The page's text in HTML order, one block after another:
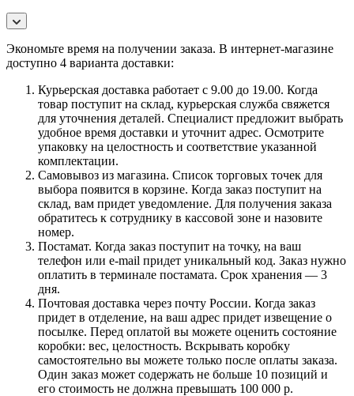
Экономьте время на получении заказа. В интернет-магазине
доступно 4 варианта доставки:
Курьерская доставка работает с 9.00 до 19.00. Когда
товар поступит на склад, курьерская служба свяжется
для уточнения деталей. Специалист предложит выбрать
удобное время доставки и уточнит адрес. Осмотрите
упаковку на целостность и соответствие указанной
комплектации.
Самовывоз из магазина. Список торговых точек для
выбора появится в корзине. Когда заказ поступит на
склад, вам придет уведомление. Для получения заказа
обратитесь к сотруднику в кассовой зоне и назовите
номер.
Постамат. Когда заказ поступит на точку, на ваш
телефон или e-mail придет уникальный код. Заказ нужно
оплатить в терминале постамата. Срок хранения — 3
дня.
Почтовая доставка через почту России. Когда заказ
придет в отделение, на ваш адрес придет извещение о
посылке. Перед оплатой вы можете оценить состояние
коробки: вес, целостность. Вскрывать коробку
самостоятельно вы можете только после оплаты заказа.
Один заказ может содержать не больше 10 позиций и
его стоимость не должна превышать 100 000 р.